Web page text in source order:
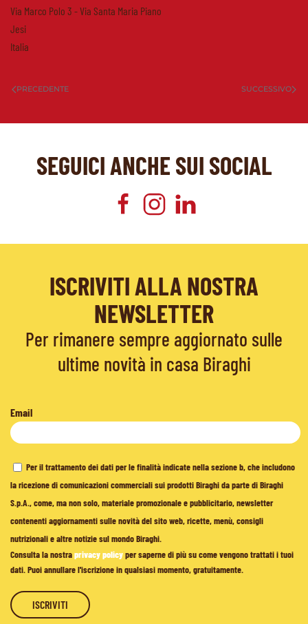
Via Marco Polo 3 - Via Santa Maria Piano
Jesi
Italia
PRECEDENTE SUCCESSIVO
SEGUICI ANCHE SUI SOCIAL
ISCRIVITI ALLA NOSTRA
NEWSLETTER
Per rimanere sempre aggiornato sulle
ultime novità in casa Biraghi
Email
Per il trattamento dei dati per le finalità indicate nella sezione b, che includono
la ricezione di comunicazioni commerciali sui prodotti Biraghi da parte di Biraghi
S.p.A., come, ma non solo, materiale promozionale e pubblicitario, newsletter
contenenti aggiornamenti sulle novità del sito web, ricette, menù, consigli
nutrizionali e altre notizie sul mondo Biraghi.
Consulta la nostraprivacy policyper saperne di più su come vengono trattati i tuoi
dati. Puoi annullare l'iscrizione in qualsiasi momento, gratuitamente.